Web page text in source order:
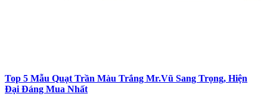
Top 5 Mẫu Quạt Trần Màu Trắng Mr.Vũ Sang Trọng, Hiện
Đại Đáng Mua Nhất